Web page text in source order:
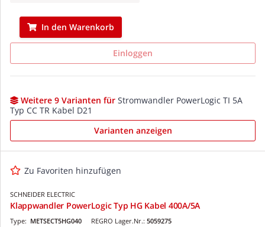
In den Warenkorb
Einloggen
Weitere 9 Varianten für Stromwandler PowerLogic TI 5A
Typ CC TR Kabel D21
Varianten anzeigen
Zu Favoriten hinzufügen
SCHNEIDER ELECTRIC
Klappwandler PowerLogic Typ HG Kabel 400A/5A
REGRO Lager.Nr.: 5059275
Type: METSECT5HG040